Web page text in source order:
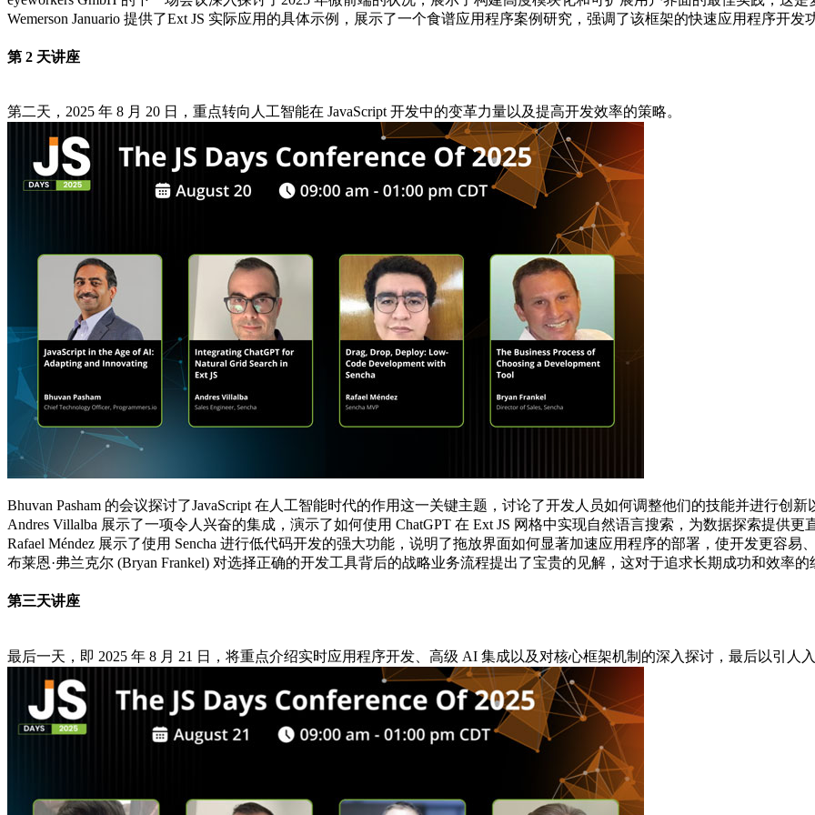
Wemerson Januario 提供了Ext JS 实际应用的具体示例，展示了一个食谱应用程序案例研究，强调了该框架的快速应用程序开发
第 2 天讲座
第二天，2025 年 8 月 20 日，重点转向人工智能在 JavaScript 开发中的变革力量以及提高开发效率的策略。
Bhuvan Pasham 的会议探讨了JavaScript 在人工智能时代的作用这一关键主题，讨论了开发人员如何调整他们的技能并进行创
Andres Villalba 展示了一项令人兴奋的集成，演示了如何使用 ChatGPT 在 Ext JS 网格中实现自然语言搜索，为数据探索提供更
Rafael Méndez 展示了使用 Sencha 进行低代码开发的强大功能，说明了拖放界面如何显著加速应用程序的部署，使开发更容易
布莱恩·弗兰克尔 (Bryan Frankel) 对选择正确的开发工具背后的战略业务流程提出了宝贵的见解，这对于追求长期成功和效率
第三天讲座
最后一天，即 2025 年 8 月 21 日，将重点介绍实时应用程序开发、高级 AI 集成以及对核心框架机制的深入探讨，最后以引人